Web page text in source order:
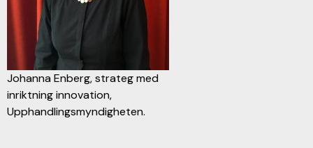
Johanna Enberg, strateg med
inriktning innovation,
Upphandlingsmyndigheten.